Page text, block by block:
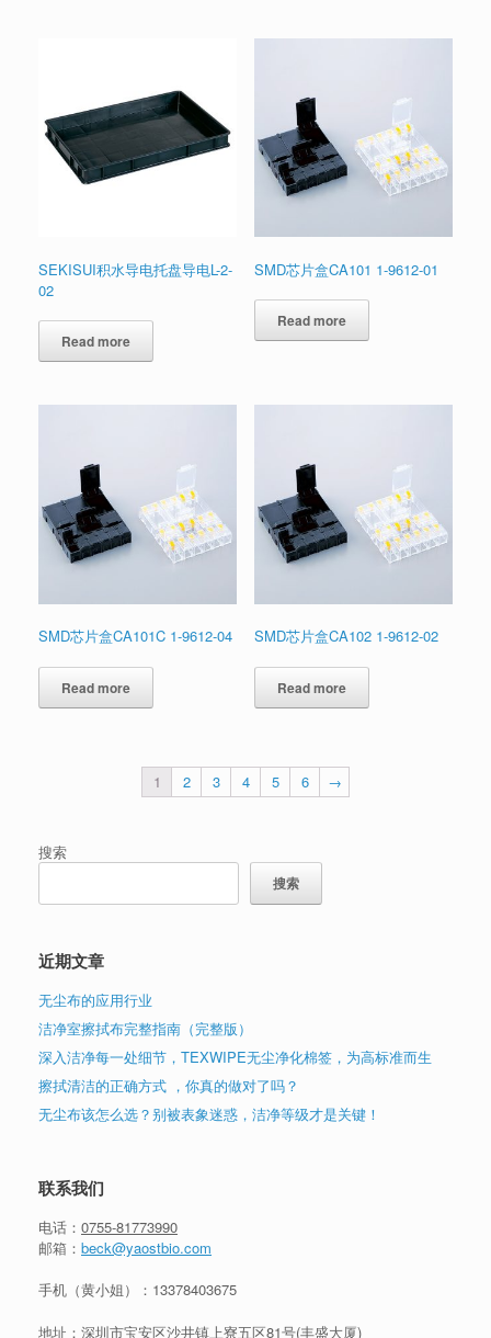
SEKISUI积水导电托盘导电L-2-
02
Read more
SMD芯片盒CA101 1-9612-01
Read more
SMD芯片盒CA101C 1-9612-04
Read more
SMD芯片盒CA102 1-9612-02
Read more
1 2 3 4 5 6 →
搜索
搜索
近期文章
无尘布的应用行业
洁净室擦拭布完整指南（完整版）
深入洁净每一处细节，TEXWIPE无尘净化棉签，为高标准而生
擦拭清洁的正确方式 ，你真的做对了吗？
无尘布该怎么选？别被表象迷惑，洁净等级才是关键！
联系我们
电话： 0755-81773990
邮箱： beck@yaostbio.com
手机（黄小姐）： 13378403675
地址：深圳市宝安区沙井镇上寮五区81号(丰盛大厦)